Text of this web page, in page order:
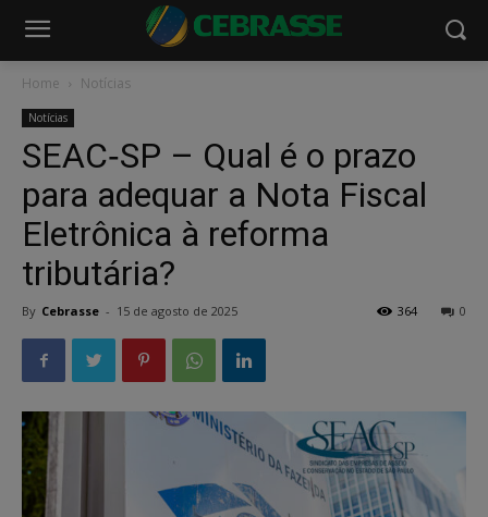
Home Notícias
Notícias
SEAC‑SP – Qual é o prazo
para adequar a Nota Fiscal
Eletrônica à reforma
tributária?
By Cebrasse - 15 de agosto de 2025 0
364